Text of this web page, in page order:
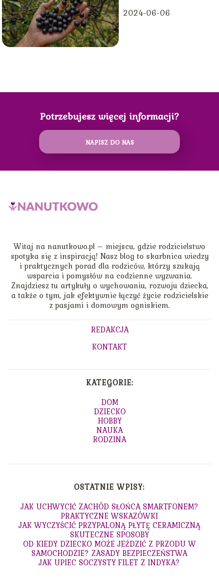
2024-06-06
Potrzebujesz więcej informacji?
NAPISZ DO NAS
Witaj na nanutkowo.pl – miejscu, gdzie rodzicielstwo
spotyka się z inspiracją! Nasz blog to skarbnica wiedzy
i praktycznych porad dla rodziców, którzy szukają
wsparcia i pomysłów na codzienne wyzwania.
Znajdziesz tu artykuły o wychowaniu, rozwoju dziecka,
a także o tym, jak efektywnie łączyć życie rodzicielskie
z pasjami i domowym ogniskiem.
REDAKCJA
KONTAKT
KATEGORIE:
DOM
DZIECKO
HOBBY
NAUKA
RODZINA
OSTATNIE WPISY:
JAK UCHWYCIĆ ZACHÓD SŁOŃCA SMARTFONEM?
PRAKTYCZNE WSKAZÓWKI
JAK WYCZYŚCIĆ PRZYPALONĄ PŁYTĘ CERAMICZNĄ
SKUTECZNE SPOSOBY
OD KIEDY DZIECKO MOŻE JEŹDZIĆ Z PRZODU W
SAMOCHODZIE? ZASADY BEZPIECZEŃSTWA
JAK UPIEC SOCZYSTY FILET Z INDYKA?